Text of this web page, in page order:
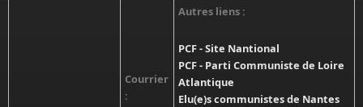
Courrier
:
Autres liens :
PCF - Site Nantional
PCF - Parti Communiste de Loire
Atlantique
Elu(e)s communistes de Nantes